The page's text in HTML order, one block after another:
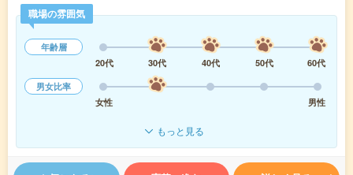
職場の雰囲気
年齢層
20代
30代 40代 50代
60代
男女比率
女性
男性
もっと見る